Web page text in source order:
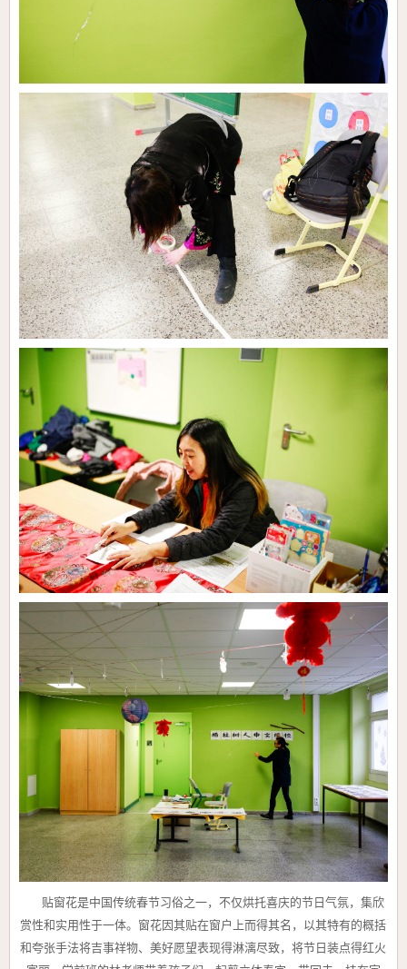
贴窗花是中国传统春节习俗之一，不仅烘托喜庆的节日气氛，集欣
赏性和实用性于一体。窗花因其贴在窗户上而得其名， 以其特有的概括
和夸张手法将吉事祥物、美好愿望表现得淋漓尽致，将节日装点得红火